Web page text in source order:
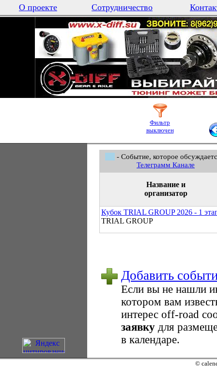
О проекте Сотрудничество
Фильтр
выключен
- Событие, которое
Телеграмм Канале
Название и
организатор
Кубок TRIAL GROUP 2026 - 1
TRIAL GROUP
Добавить
Если вы не нашли
котором вам
интерес оff-road
заявку для
в календаре.
©